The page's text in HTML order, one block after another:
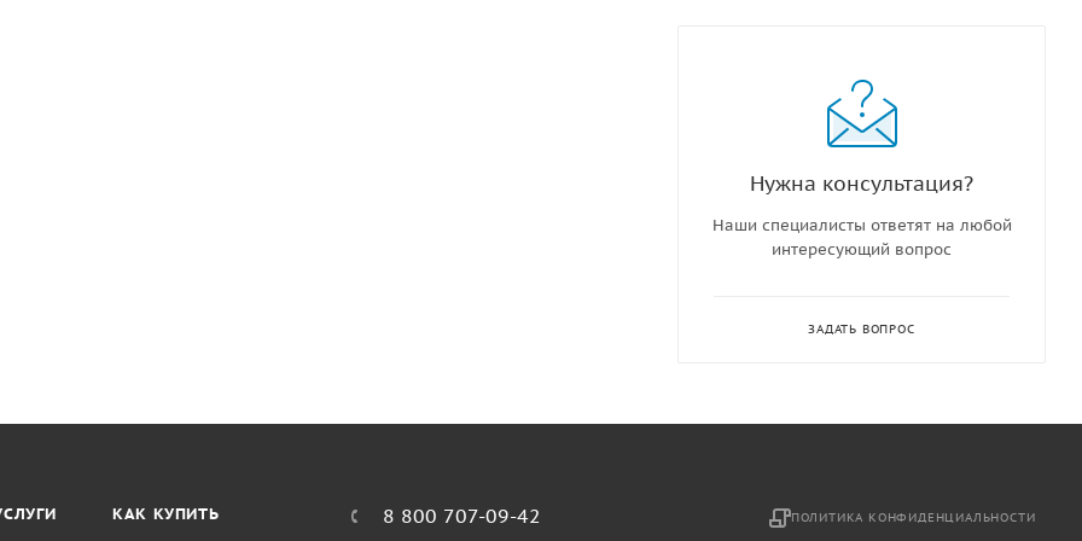
Нужна консультация?
Наши специалисты ответят на любой
интересующий вопрос
ЗАДАТЬ ВОПРОС
КАК КУПИТЬ 8 800 707-09-42 ПОЛИТИКА КОНФИДЕНЦИАЛЬНОСТИ